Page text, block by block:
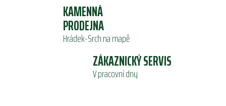
KAMENNÁ
PRODEJNA
Hrádek-Srch na mapě
ZÁKAZNICKÝ SERVIS
V pracovní dny